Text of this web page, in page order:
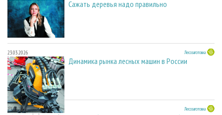
Сажать деревья надо правильно
23.03.2026 Лесозаготовка
Динамика рынка лесных машин в России
23.03.2026 Лесозаготовка